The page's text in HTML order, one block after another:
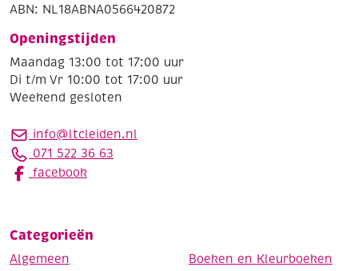
ABN: NL18ABNA0566420872
Openingstijden
Maandag 13:00 tot 17:00 uur
Di t/m Vr 10:00 tot 17:00 uur
Weekend gesloten
info@ltcleiden.nl
071 522 36 63
facebook
Categorieën
Algemeen
Boeken en Kleurboeken